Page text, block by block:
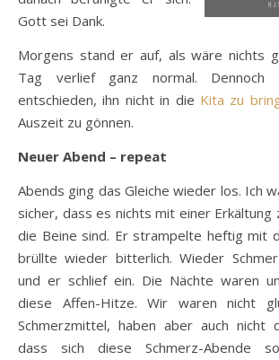
Gott sei Dank.
Morgens stand er auf, als wäre nichts
Tag verlief ganz normal.
entschieden, ihn nicht in die Kita zu
Auszeit zu gönnen.
Neuer Abend – repeat
Abends ging das Gleiche wieder los. Ich
sicher, dass es nichts mit einer Erkältung
die Beine sind. Er strampelte heftig mit
brüllte wieder bitterlich. Wieder
und er schlief ein. Die Nächte waren
diese Affen-Hitze. Wir waren nicht
Schmerzmittel, haben aber auch nicht
dass sich diese Schmerz-Abende